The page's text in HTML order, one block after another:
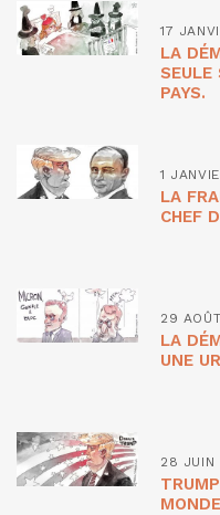
17
LA
SEULE
PAYS.
1
LA
CHEF
29
LA
UNE
28 JUIN